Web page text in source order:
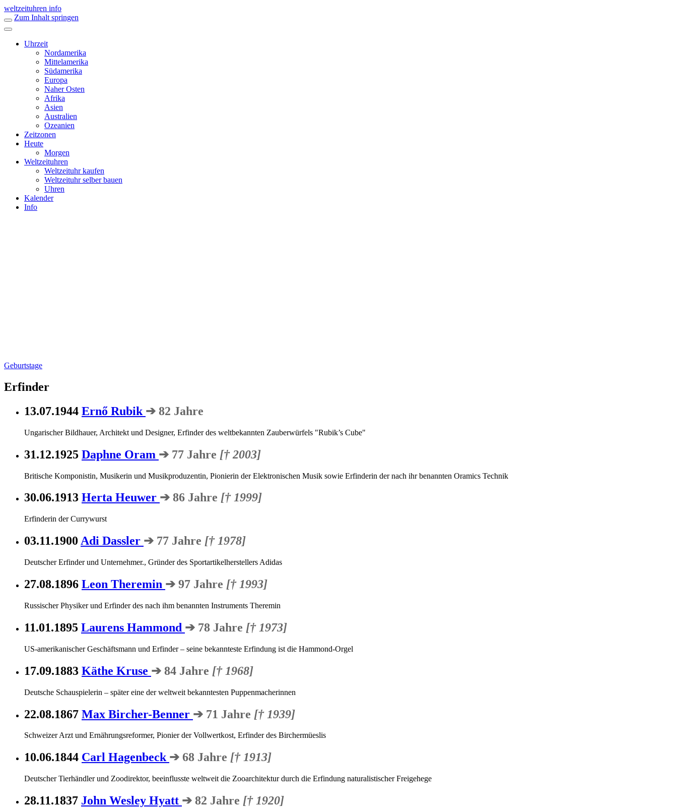
weltzeituhren info
Zum Inhalt springen
Uhrzeit
Nordamerika
Mittelamerika
Südamerika
Europa
Naher Osten
Afrika
Asien
Australien
Ozeanien
Zeitzonen
Heute
Morgen
Weltzeituhren
Weltzeituhr kaufen
Weltzeituhr selber bauen
Uhren
Kalender
Info
Geburtstage
Erfinder
13.07.1944 Ernő Rubik ➔ 82 Jahre
Ungarischer Bildhauer, Architekt und Designer, Erfinder des weltbekannten Zauberwürfels "Rubik’s Cube"
31.12.1925 Daphne Oram ➔ 77 Jahre [† 2003]
Britische Komponistin, Musikerin und Musikproduzentin, Pionierin der Elektronischen Musik sowie Erfinderin der nach ihr benannten Oramics Technik
30.06.1913 Herta Heuwer ➔ 86 Jahre [† 1999]
Erfinderin der Currywurst
03.11.1900 Adi Dassler ➔ 77 Jahre [† 1978]
Deutscher Erfinder und Unternehmer., Gründer des Sportartikelherstellers Adidas
27.08.1896 Leon Theremin ➔ 97 Jahre [† 1993]
Russischer Physiker und Erfinder des nach ihm benannten Instruments Theremin
11.01.1895 Laurens Hammond ➔ 78 Jahre [† 1973]
US-amerikanischer Geschäftsmann und Erfinder – seine bekannteste Erfindung ist die Hammond-Orgel
17.09.1883 Käthe Kruse ➔ 84 Jahre [† 1968]
Deutsche Schauspielerin – später eine der weltweit bekanntesten Puppenmacherinnen
22.08.1867 Max Bircher-Benner ➔ 71 Jahre [† 1939]
Schweizer Arzt und Ernährungsreformer, Pionier der Vollwertkost, Erfinder des Birchermüeslis
10.06.1844 Carl Hagenbeck ➔ 68 Jahre [† 1913]
Deutscher Tierhändler und Zoodirektor, beeinflusste weltweit die Zooarchitektur durch die Erfindung naturalistischer Freigehege
28.11.1837 John Wesley Hyatt ➔ 82 Jahre [† 1920]